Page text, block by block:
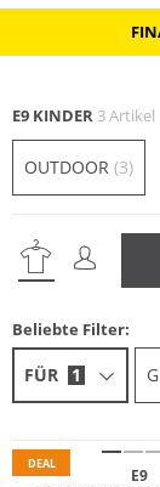
E9 KINDER 3 Artikel
OUTDOOR (3)
Beliebte Filter:
FÜR 1
DEAL
E9